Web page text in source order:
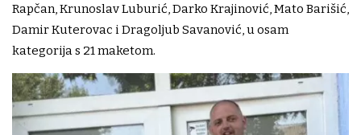
Rapčan, Krunoslav Luburić, Darko Krajinović, Mato Barišić,
Damir Kuterovac i Dragoljub Savanović, u osam
kategorija s 21 maketom.